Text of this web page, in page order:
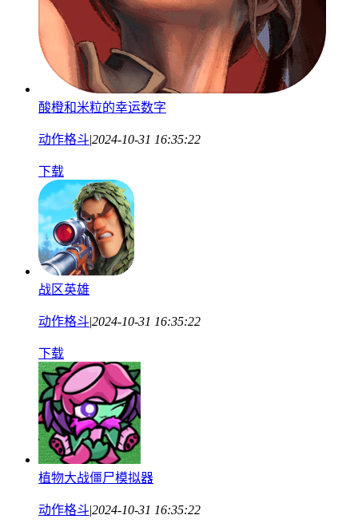
酸橙和米粒的幸运数字
动作格斗|2024-10-31 16:35:22
下载
战区英雄
动作格斗|2024-10-31 16:35:22
下载
植物大战僵尸模拟器
动作格斗|2024-10-31 16:35:22